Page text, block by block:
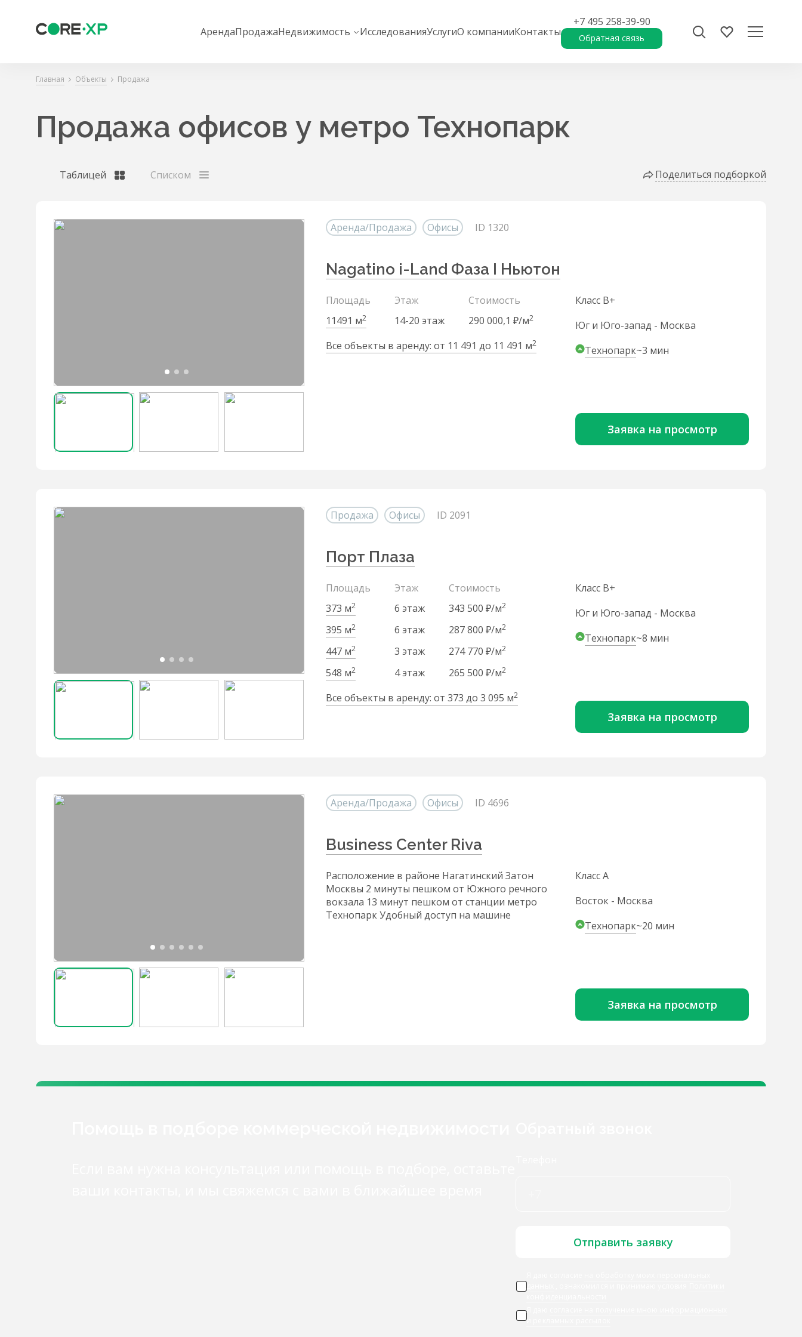
АрендаПродажаНедвижимость ИсследованияУслугиО компанииКонтакты
+7 495 258-39-90
Обратная связь
Главная Объекты Продажа
Продажа офисов у метро Технопарк
Таблицей Списком Поделиться подборкой
Аренда/Продажа Офисы ID 1320
Nagatino i-Land Фаза I Ньютон
Площадь Этаж
Стоимость
11491 м2 14-20 этаж 290 000,1 ₽/м2
Все объекты в аренду: от 11 491 до 11 491 м2
Класс B+
Юг и Юго-запад - Москва
Технопарк~3 мин
Заявка на просмотр
Продажа Офисы ID 2091
Порт Плаза
Площадь Этаж
Стоимость
373 м2 6 этаж 343 500 ₽/м2
395 м2 6 этаж 287 800 ₽/м2
447 м2 3 этаж 274 770 ₽/м2
548 м2 4 этаж 265 500 ₽/м2
Все объекты в аренду: от 373 до 3 095 м2
Класс B+
Юг и Юго-запад - Москва
Технопарк~8 мин
Заявка на просмотр
Аренда/Продажа Офисы ID 4696
Business Center Riva
Расположение в районе Нагатинский Затон
Москвы 2 минуты пешком от Южного речного
вокзала 13 минут пешком от станции метро
Технопарк Удобный доступ на машине
Класс A
Восток - Москва
Технопарк~20 мин
Заявка на просмотр
Отправить заявку
данных
Я даю
и рекламных рассылок